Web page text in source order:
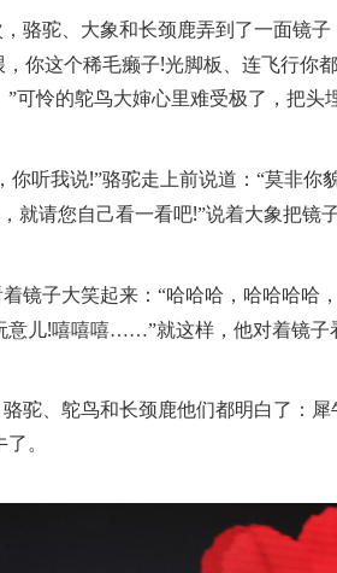
骆驼、大象和长颈鹿弄到了一面镜
，你这个稀毛癞子!光脚板、连飞行你
”可怜的鸵鸟大婶心里难受极了，把头
你听我说!”骆驼走上前说道：“莫非你
就请您自己看一看吧!”说着大象把镜
着镜子大笑起来：“哈哈哈，哈哈哈哈
意儿!嘻嘻嘻……”就这样，他对着镜子
骆驼、鸵鸟和长颈鹿他们都明白了：
。